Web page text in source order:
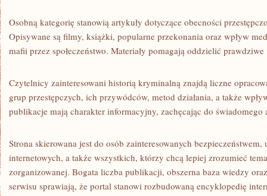
Osobną kategorię stanowią artykuły dotyczące obecności
Opisywane są filmy, książki, popularne przekonania oraz wpływ
mafii przez społeczeństwo. Materiały pomagają oddzielić
Czytelnicy zainteresowani historią kryminalną znajdą liczne
grup przestępczych, ich przywódców, metod działania, a także
publikacje mają charakter informacyjny, zachęcając do świadomego
Strona skierowana jest do osób zainteresowanych
internetowych, a także wszystkich, którzy chcą lepiej zrozumieć
zorganizowanej. Bogata liczba publikacji, obszerna baza wiedzy
serwisu sprawiają, że portal stanowi rozbudowaną encyklopedię